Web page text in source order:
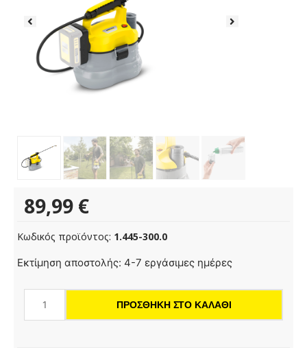
89,99 €
Κωδικός προϊόντος: 1.445-300.0
Εκτίμηση αποστολής: 4-7 εργάσιμες ημέρες
PSU
ΠΡΟΣΘΉΚΗ ΣΤΟ ΚΑΛΆΘΙ